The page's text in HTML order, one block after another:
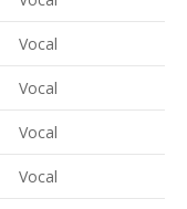
Vocal
Vocal
Vocal
Vocal